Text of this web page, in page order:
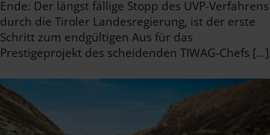
Ende: Der längst fällige Stopp des UVP-Verfahrens
durch die Tiroler Landesregierung, ist der erste
Schritt zum endgültigen Aus für das
Prestigeprojekt des scheidenden TIWAG-Chefs […]